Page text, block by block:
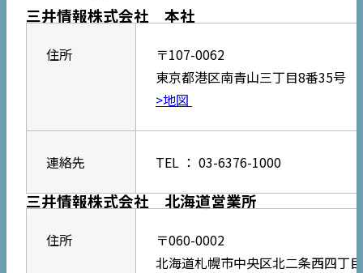
三井情報株式会社 本社
住所
〒107-0062
東京都港区南青山三丁目8番35号
>地図
連絡先 TEL ： 03-6376-1000
三井情報株式会社 北海道営業所
住所
〒060-0002
北海道札幌市中央区北二条西四